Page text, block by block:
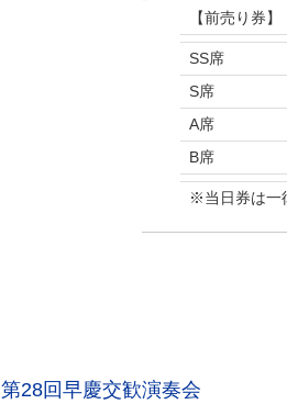
【前売り券】
SS席
S席
A席
B席
※当日券は一
第28回早慶交歓演奏会